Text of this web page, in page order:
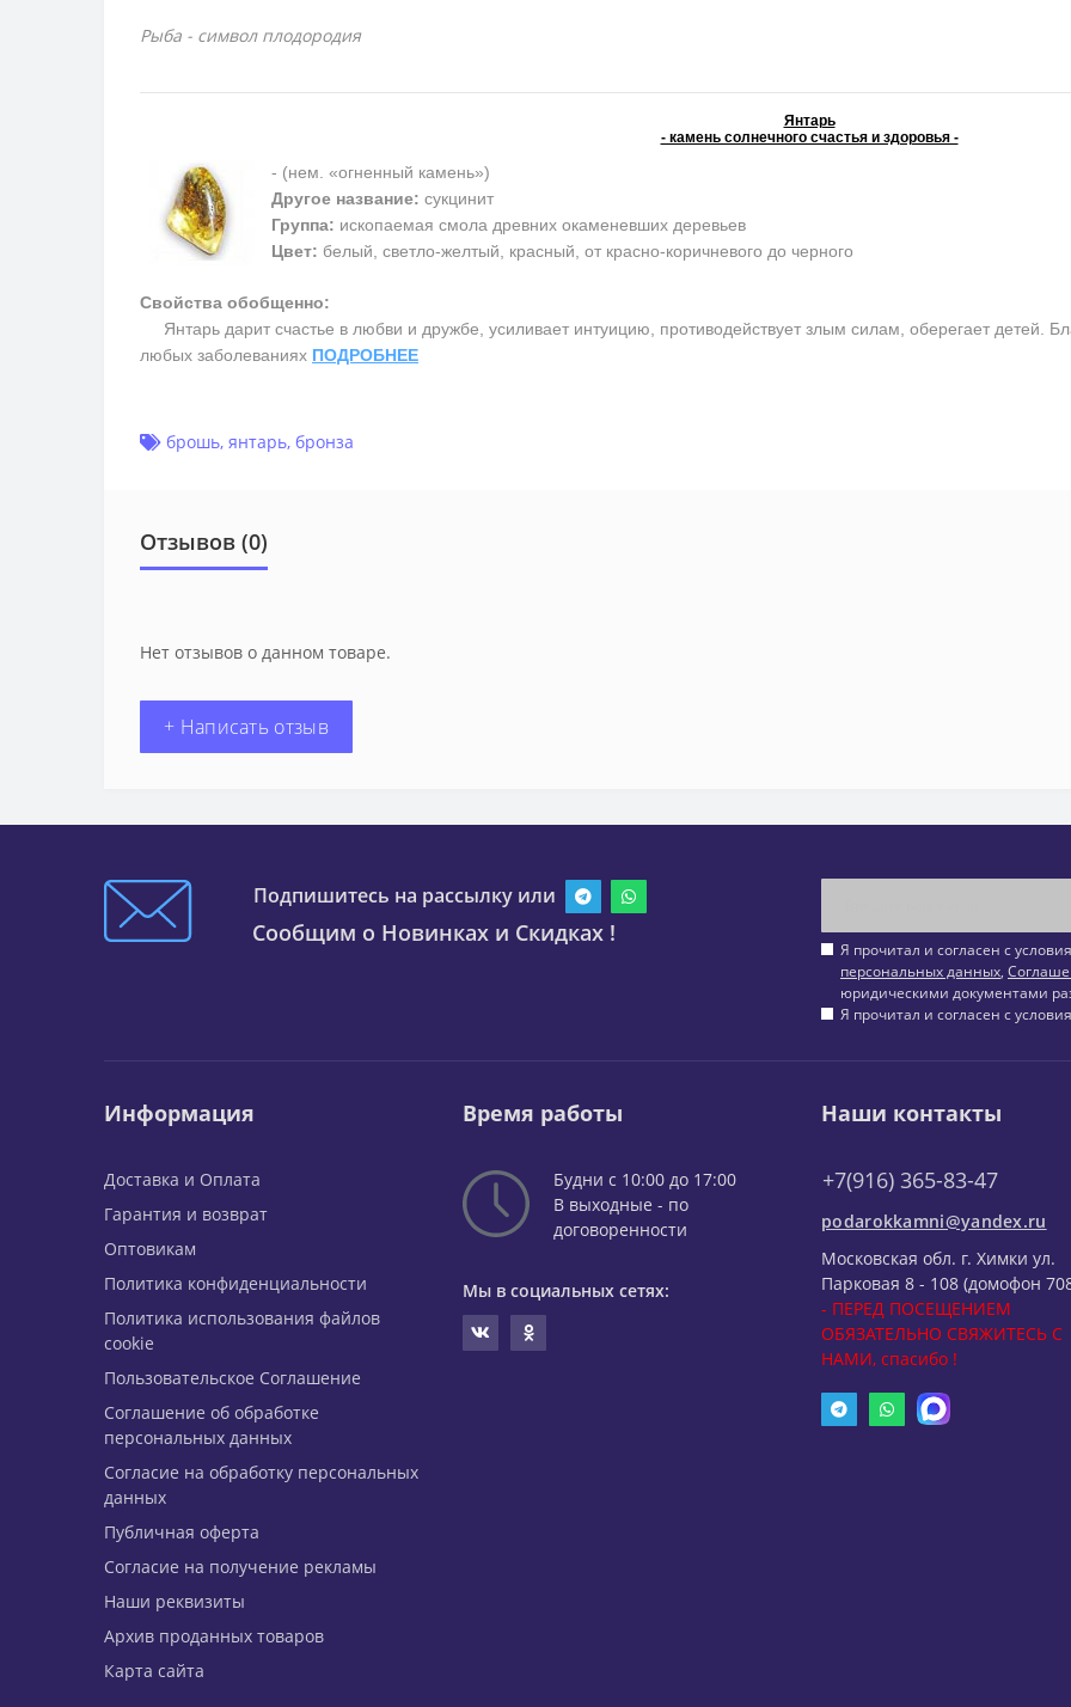
Рыба - символ плодородия
Янтарь
- камень солнечного счастья и здоровья -
- (нем. «огненный камень»)
Другое название: сукцинит
Группа: ископаемая смола древних окаменевших деревьев
Цвет: белый, светло-желтый, красный, от красно-коричневого до черного
Свойства обобщенно:
Янтарь дарит счастье в любви и дружбе, усиливает интуицию, противодействует злым силам, оберегает детей.
любых заболеваниях ПОДРОБНЕЕ
брошь, янтарь, бронза
Отзывов (0)
Нет отзывов о данном товаре.
+ Написать отзыв
Подпишитесь на рассылку или
Сообщим о Новинках и Скидках !
Я прочитал и согласен с
персональных данных,
юридическими документами
Я прочитал и согласен с
Информация
Доставка и Оплата
Гарантия и возврат
Оптовикам
Политика конфиденциальности
Политика использования файлов
cookie
Пользовательское Соглашение
Соглашение об обработке
персональных данных
Согласие на обработку персональных
данных
Публичная оферта
Согласие на получение рекламы
Наши реквизиты
Архив проданных товаров
Карта сайта
Время работы
Будни с 10:00 до 17:00
В выходные - по
договоренности
Мы в социальных сетях:
Наши контакты
+7(916) 365-83-47
podarokkamni@yandex.ru
Московская обл. г. Химки ул.
Парковая 8 - 108 (домофон
- ПЕРЕД ПОСЕЩЕНИЕМ
ОБЯЗАТЕЛЬНО СВЯЖИТЕСЬ С
НАМИ, спасибо !